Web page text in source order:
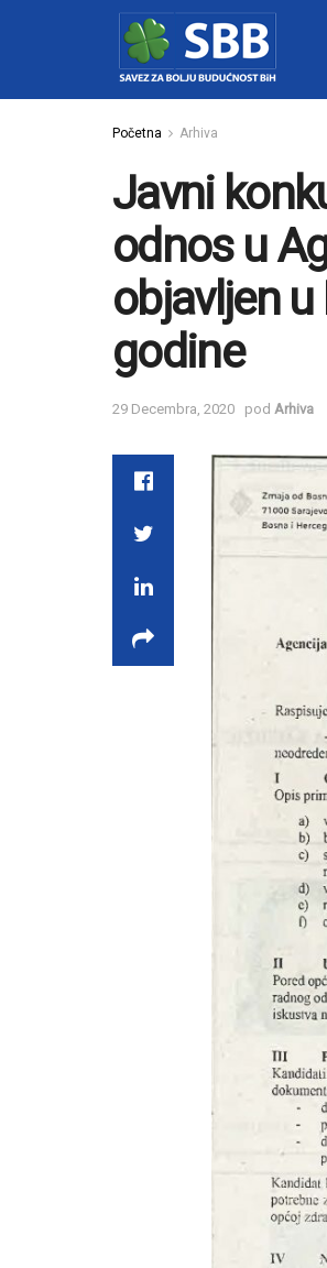
Početna Arhiva
Javni
odnos u
objavljen
godine
29 Decembra, 2020 pod Arhiva